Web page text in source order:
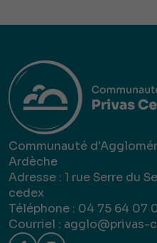
Communauté
Ardèche
Adresse : 1 rue Serre du
cedex
Téléphone : 04 75 64 07
Courriel : agglo@privas-